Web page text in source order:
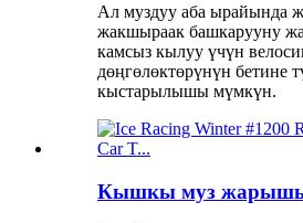
Ал муздуу аба ырайында
жакшыраак башкарууну
камсыз кылуу үчүн
дөңгөлөктөрүнүн бетине
кыстарылышы мүмкүн.
Кышкы муз жарышы